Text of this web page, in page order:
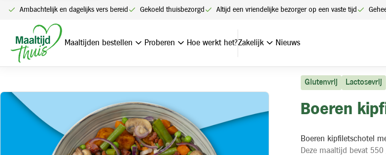
Ambachtelijk en dagelijks vers bereid Gekoeld thuisbezorgd Altijd een vriendelijke bezorger op een vaste tijd
Maaltijden bestellen Proberen Hoe werkt het?Zakelijk Nieuws
HomeBoeren kipfiletschotel met spek en ui
Glutenvrij Lactosevrij
Boeren
Boeren kipfiletschotel
Deze maaltijd bevat 550